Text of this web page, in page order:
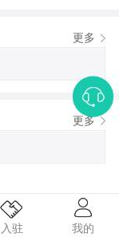
更多
更多
入驻 我的